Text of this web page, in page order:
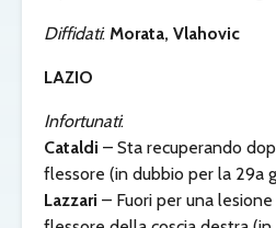
Diffidati: Morata, Vlahovic
LAZIO
Infortunati:
Cataldi – Sta recuperando
flessore (in dubbio per la 29a
Lazzari – Fuori per una